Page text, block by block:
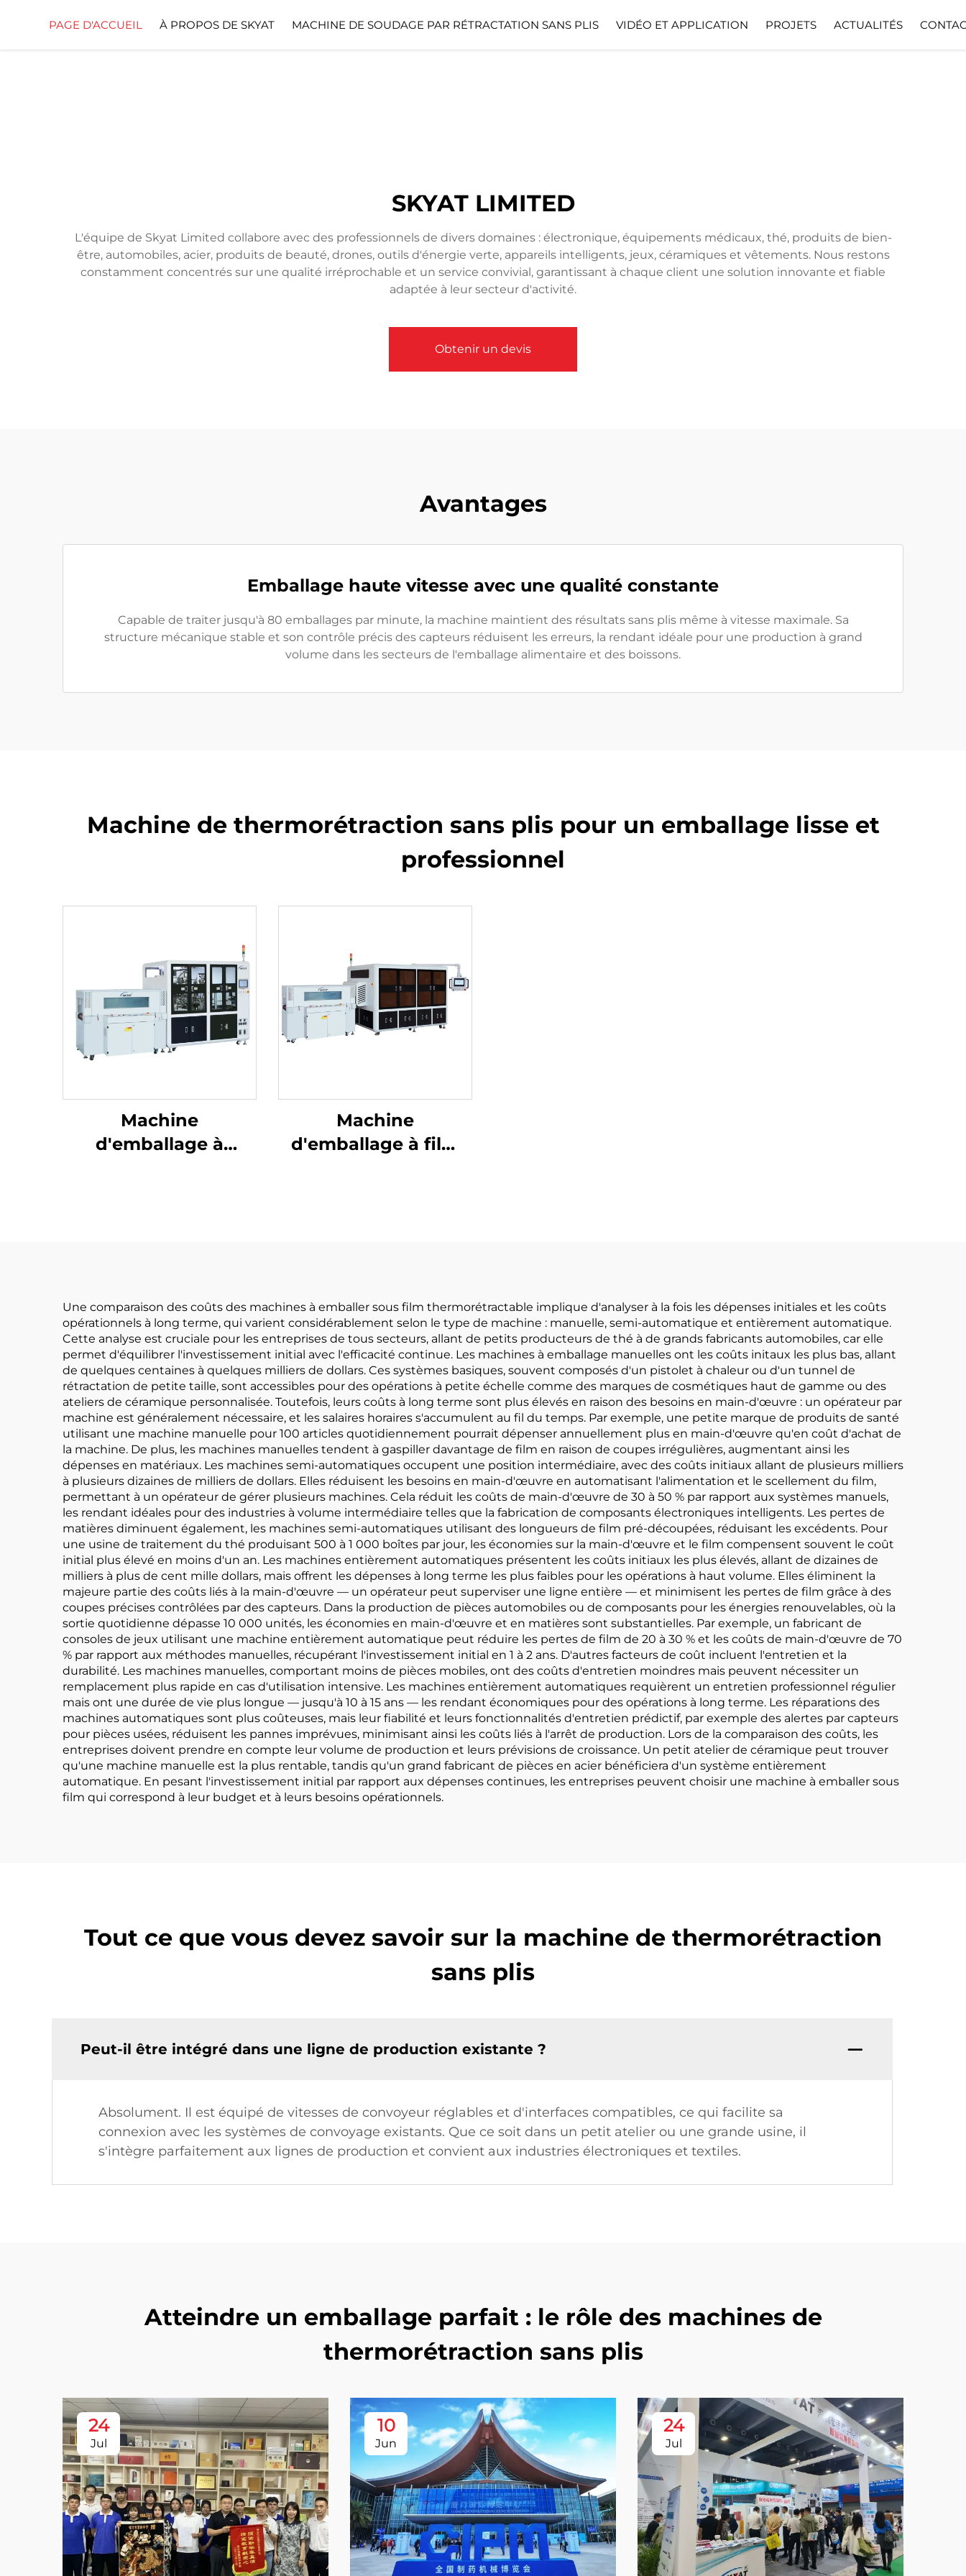
PAGE D'ACCUEIL À PROPOS DE SKYAT MACHINE DE SOUDAGE PAR RÉTRACTATION SANS PLIS VIDÉO ET APPLICATION PROJETS ACTUALITÉS
SKYAT LIMITED
L'équipe de Skyat Limited collabore avec des professionnels de divers domaines : électronique, équipements médicaux, thé, produits de bien-
être, automobiles, acier, produits de beauté, drones, outils d'énergie verte, appareils intelligents, jeux, céramiques et vêtements. Nous restons
constamment concentrés sur une qualité irréprochable et un service convivial, garantissant à chaque client une solution innovante et fiable
adaptée à leur secteur d'activité.
Obtenir un devis
Avantages
Emballage haute vitesse avec une qualité constante
Capable de traiter jusqu'à 80 emballages par minute, la machine maintient des résultats sans plis même à vitesse maximale. Sa
structure mécanique stable et son contrôle précis des capteurs réduisent les erreurs, la rendant idéale pour une production à grand
volume dans les secteurs de l'emballage alimentaire et des boissons.
Machine de thermorétraction sans plis pour un emballage lisse et
professionnel
Machine
d'emballage à
Machine
d'emballage à film
Une comparaison des coûts des machines à emballer sous film thermorétractable implique d'analyser à la fois les dépenses initiales et les coûts
opérationnels à long terme, qui varient considérablement selon le type de machine : manuelle, semi-automatique et entièrement automatique.
Cette analyse est cruciale pour les entreprises de tous secteurs, allant de petits producteurs de thé à de grands fabricants automobiles, car elle
permet d'équilibrer l'investissement initial avec l'efficacité continue. Les machines à emballage manuelles ont les coûts initaux les plus bas, allant
de quelques centaines à quelques milliers de dollars. Ces systèmes basiques, souvent composés d'un pistolet à chaleur ou d'un tunnel de
rétractation de petite taille, sont accessibles pour des opérations à petite échelle comme des marques de cosmétiques haut de gamme ou des
ateliers de céramique personnalisée. Toutefois, leurs coûts à long terme sont plus élevés en raison des besoins en main-d'œuvre : un opérateur par
machine est généralement nécessaire, et les salaires horaires s'accumulent au fil du temps. Par exemple, une petite marque de produits de santé
utilisant une machine manuelle pour 100 articles quotidiennement pourrait dépenser annuellement plus en main-d'œuvre qu'en coût d'achat de
la machine. De plus, les machines manuelles tendent à gaspiller davantage de film en raison de coupes irrégulières, augmentant ainsi les
dépenses en matériaux. Les machines semi-automatiques occupent une position intermédiaire, avec des coûts initiaux allant de plusieurs milliers
à plusieurs dizaines de milliers de dollars. Elles réduisent les besoins en main-d'œuvre en automatisant l'alimentation et le scellement du film,
permettant à un opérateur de gérer plusieurs machines. Cela réduit les coûts de main-d'œuvre de 30 à 50 % par rapport aux systèmes manuels,
les rendant idéales pour des industries à volume intermédiaire telles que la fabrication de composants électroniques intelligents. Les pertes de
matières diminuent également, les machines semi-automatiques utilisant des longueurs de film pré-découpées, réduisant les excédents. Pour
une usine de traitement du thé produisant 500 à 1 000 boîtes par jour, les économies sur la main-d'œuvre et le film compensent souvent le coût
initial plus élevé en moins d'un an. Les machines entièrement automatiques présentent les coûts initiaux les plus élevés, allant de dizaines de
milliers à plus de cent mille dollars, mais offrent les dépenses à long terme les plus faibles pour les opérations à haut volume. Elles éliminent la
majeure partie des coûts liés à la main-d'œuvre — un opérateur peut superviser une ligne entière — et minimisent les pertes de film grâce à des
coupes précises contrôlées par des capteurs. Dans la production de pièces automobiles ou de composants pour les énergies renouvelables, où la
sortie quotidienne dépasse 10 000 unités, les économies en main-d'œuvre et en matières sont substantielles. Par exemple, un fabricant de
consoles de jeux utilisant une machine entièrement automatique peut réduire les pertes de film de 20 à 30 % et les coûts de main-d'œuvre de 70
% par rapport aux méthodes manuelles, récupérant l'investissement initial en 1 à 2 ans. D'autres facteurs de coût incluent l'entretien et la
durabilité. Les machines manuelles, comportant moins de pièces mobiles, ont des coûts d'entretien moindres mais peuvent nécessiter un
remplacement plus rapide en cas d'utilisation intensive. Les machines entièrement automatiques requièrent un entretien professionnel régulier
mais ont une durée de vie plus longue — jusqu'à 10 à 15 ans — les rendant économiques pour des opérations à long terme. Les réparations des
machines automatiques sont plus coûteuses, mais leur fiabilité et leurs fonctionnalités d'entretien prédictif, par exemple des alertes par capteurs
pour pièces usées, réduisent les pannes imprévues, minimisant ainsi les coûts liés à l'arrêt de production. Lors de la comparaison des coûts, les
entreprises doivent prendre en compte leur volume de production et leurs prévisions de croissance. Un petit atelier de céramique peut trouver
qu'une machine manuelle est la plus rentable, tandis qu'un grand fabricant de pièces en acier bénéficiera d'un système entièrement
automatique. En pesant l'investissement initial par rapport aux dépenses continues, les entreprises peuvent choisir une machine à emballer sous
film qui correspond à leur budget et à leurs besoins opérationnels.
Tout ce que vous devez savoir sur la machine de thermorétraction
sans plis
Peut-il être intégré dans une ligne de production existante ?
Absolument. Il est équipé de vitesses de convoyeur réglables et d'interfaces compatibles, ce qui facilite sa
connexion avec les systèmes de convoyage existants. Que ce soit dans un petit atelier ou une grande usine, il
s'intègre parfaitement aux lignes de production et convient aux industries électroniques et textiles.
Atteindre un emballage parfait : le rôle des machines de
thermorétraction sans plis
24
Jul
10
Jun
24
Jul